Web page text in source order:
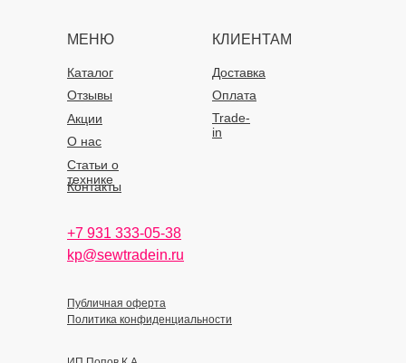
МЕНЮ КЛИЕНТАМ
Каталог
О нас
Доставка
Статьи о
технике
Оплата
Отзывы
Акции
Контакты
Trade-
in
+7 931 333-05-38
kp@sewtradein.ru
Политика конфиденциальности
Публичная оферта